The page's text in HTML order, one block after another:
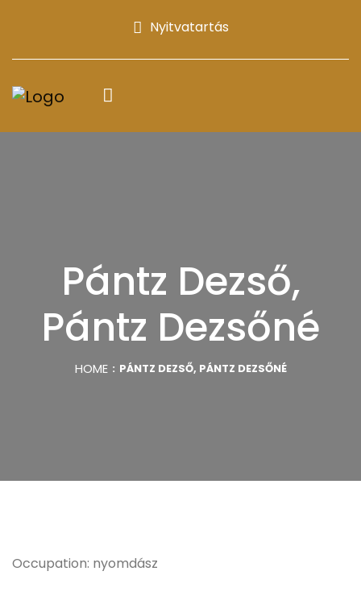
Nyitvatartás
Pántz Dezső,
Pántz Dezsőné
HOME PÁNTZ DEZSŐ, PÁNTZ DEZSŐNÉ
Occupation: nyomdász